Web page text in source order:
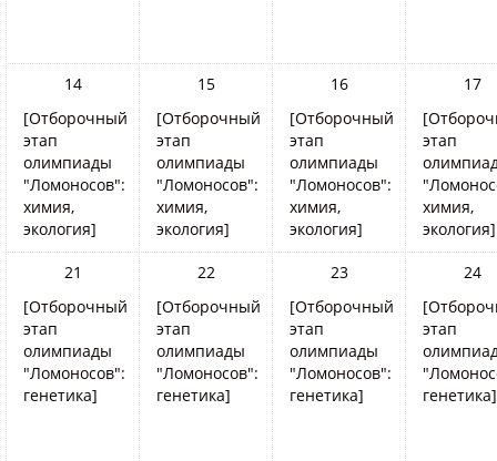
14
[Отборочный
этап
олимпиады
"Ломоносов":
химия,
экология]
15
[Отборочный
этап
олимпиады
"Ломоносов":
химия,
экология]
16
[Отборочный
этап
олимпиады
"Ломоносов":
химия,
экология]
17
этап
химия,
экология]
21
[Отборочный
этап
олимпиады
"Ломоносов":
генетика]
22
[Отборочный
этап
олимпиады
"Ломоносов":
генетика]
23
[Отборочный
этап
олимпиады
"Ломоносов":
генетика]
24
этап
генетика]